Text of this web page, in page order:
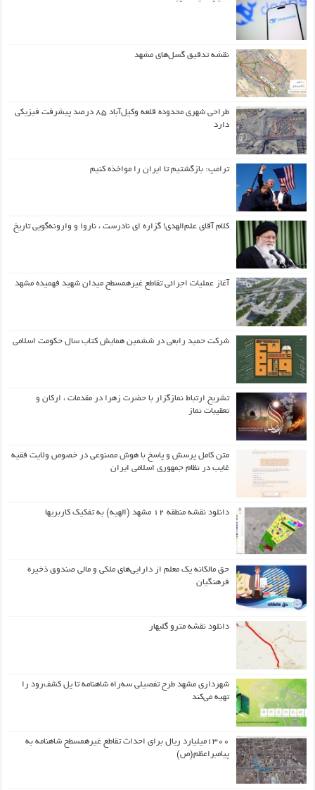
نقشه تدقیق گسل‌های مشهد
طراحی شهری محدوده قلعه وکیل‌آباد ۸۵ درصد پیشرفت فیزیکی
دارد
ترامپ: بازگشتیم تا ایران را مواخذه کنیم
کلام آقای علم‌الهدی! گزاره ای نادرست ، ناروا و وارونه‌گویی تاریخ
آغاز عملیات اجرائی تقاطع غیرهمسطح میدان شهید فهمیده مشهد
شرکت حمید رابعی در ششمین همایش کتاب سال حکومت اسلامی
تشریح ارتباط نمازگزار با حضرت زهرا در مقدمات ، ارکان و
تعقیبات نماز
متن کامل پرسش و پاسخ با هوش مصنوعی در خصوص ولایت فقیه
غایب در نظام جمهوری اسلامی ایران
دانلود نقشه منطقه ۱۲ مشهد (الهیه) به تفکیک کاربریها
حق مالکانه یک معلم از دارایی‌های ملکی و مالی صندوق ذخیره
فرهنگیان
دانلود نقشه مترو گلبهار
شهرداری مشهد طرح تفصیلی سه‌راه شاهنامه تا پل کشف‌رود را
تهیه می‌کند
۱۳۰۰میلیارد ریال برای احداث تقاطع غیرهمسطح شاهنامه به
پیامبراعظم(ص)